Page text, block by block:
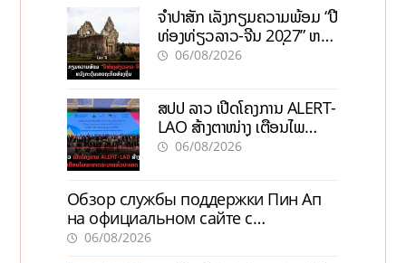
ຈຳປາສັກ ເລັ່ງກຽມຄວາມພ້ອມ “ປີ
ທ່ອງທ່ຽວລາວ-ຈີນ 2027” ຫວັງ
ກະຕຸ້ນເສດຖະກິດທ້ອງຖິ່ນ
06/08/2026
ສປປ ລາວ ເປີດໂຄງການ ALERT-
LAO ສ້າງຕາໜ່າງ ເຕືອນໄພ
ພະຍາດລະບາດທົ່ວປະເທດ
06/08/2026
Обзор службы поддержки Пин Ап
на официальном сайте с
актуальной информацией
06/08/2026